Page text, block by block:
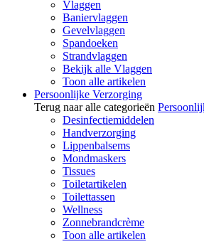
Vlaggen
Baniervlaggen
Gevelvlaggen
Spandoeken
Strandvlaggen
Bekijk alle Vlaggen
Toon alle artikelen
Persoonlijke Verzorging
Terug naar alle categorieën
Desinfectiemiddelen
Handverzorging
Lippenbalsems
Mondmaskers
Tissues
Toiletartikelen
Toilettassen
Wellness
Zonnebrandcrème
Toon alle artikelen